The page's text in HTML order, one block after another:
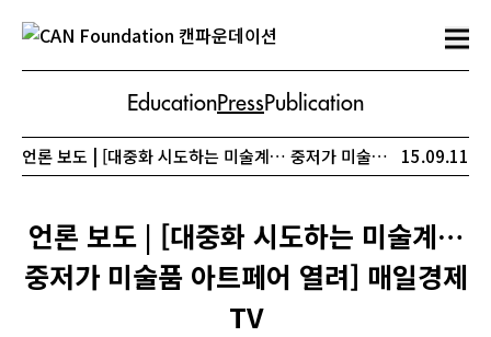
EducationPressPublication
언론 보도 | [대중화 시도하는 미술계… 중저가 미술품 아트페어 열려] 매일경제 TV 15.09.11
언론 보도 | [대중화 시도하는 미술계…
중저가 미술품 아트페어 열려] 매일경제
TV